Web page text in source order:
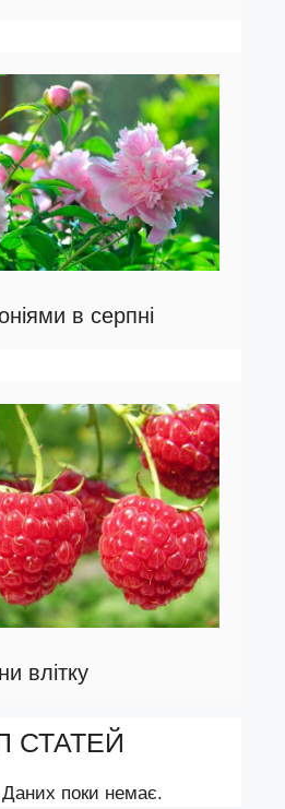
в серпні
влітку
СТАТЕЙ
поки немає.